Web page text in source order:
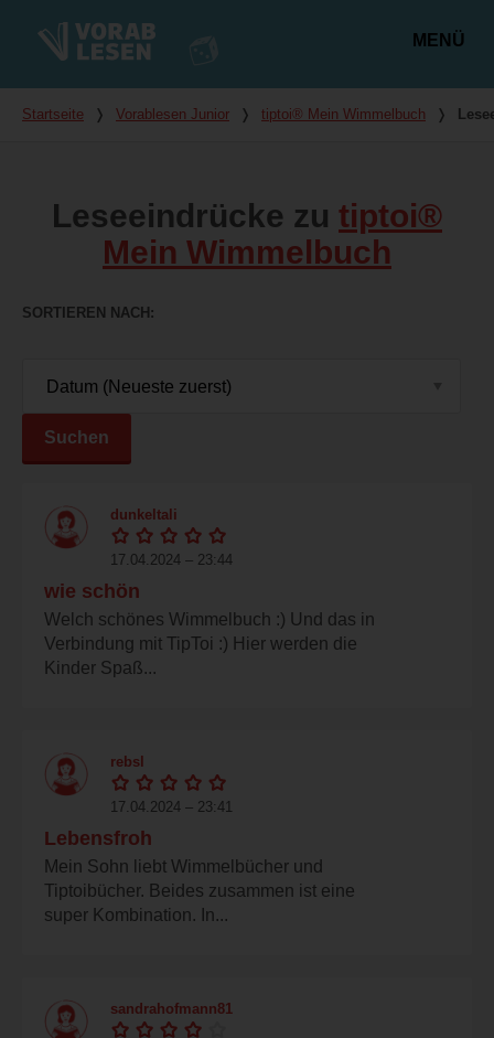
MENÜ
Du bist hier
Startseite ❭ Vorablesen Junior ❭ tiptoi® Mein Wimmelbuch ❭
Leseeindrücke zu tiptoi®
Mein Wimmelbuch
SORTIEREN NACH
Suchen
dunkeltali
17.04.2024 – 23:44
wie schön
Welch schönes Wimmelbuch :) Und das in
Verbindung mit TipToi :) Hier werden die
Kinder Spaß...
rebsl
17.04.2024 – 23:41
Lebensfroh
Mein Sohn liebt Wimmelbücher und
Tiptoibücher. Beides zusammen ist eine
super Kombination. In...
sandrahofmann81